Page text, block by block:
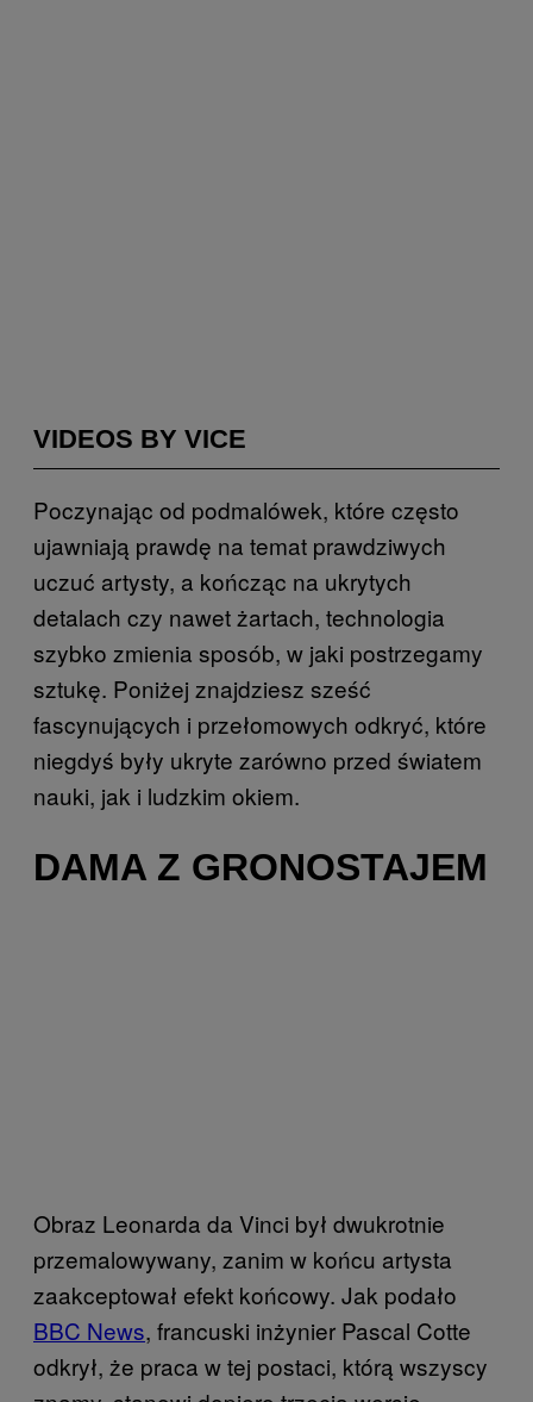
VIDEOS BY VICE
Poczynając od podmalówek, które często
ujawniają prawdę na temat prawdziwych
uczuć artysty, a kończąc na ukrytych
detalach czy nawet żartach, technologia
szybko zmienia sposób, w jaki postrzegamy
sztukę. Poniżej znajdziesz sześć
fascynujących i przełomowych odkryć, które
niegdyś były ukryte zarówno przed światem
nauki, jak i ludzkim okiem.
DAMA Z GRONOSTAJEM
Obraz Leonarda da Vinci był dwukrotnie
przemalowywany, zanim w końcu artysta
zaakceptował efekt końcowy. Jak podało
BBC News, francuski inżynier Pascal Cotte
odkrył, że praca w tej postaci, którą wszyscy